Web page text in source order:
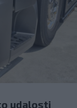
udalosti